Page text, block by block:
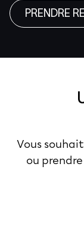
PRENDRE
Vous
ou prendre